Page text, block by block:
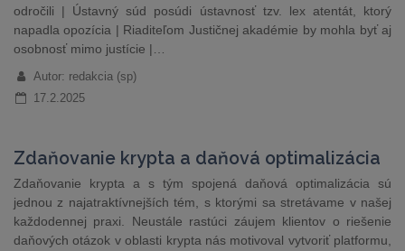
odročili | Ústavný súd posúdi ústavnosť tzv. lex atentát, ktorý
napadla opozícia | Riaditeľom Justičnej akadémie by mohla byť aj
osobnosť mimo justície |…
Autor: redakcia (sp)
17.2.2025
Zdaňovanie krypta a daňová optimalizácia
Zdaňovanie krypta a s tým spojená daňová optimalizácia sú
jednou z najatraktívnejších tém, s ktorými sa stretávame v našej
každodennej praxi. Neustále rastúci záujem klientov o riešenie
daňových otázok v oblasti krypta nás motivoval vytvoriť platformu,